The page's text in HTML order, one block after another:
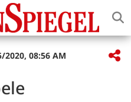
2020, 08:56 AM